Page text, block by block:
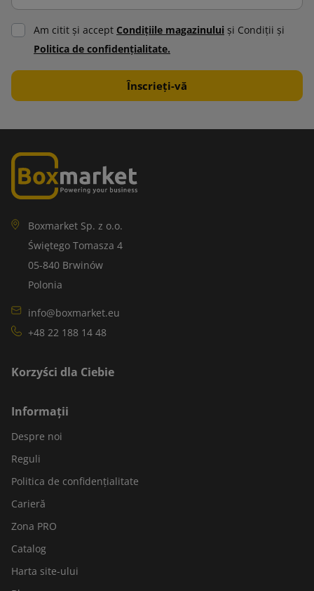
Am citit şi accept Condiţiile magazinului şi Condiţii şi
Politica de confidenţialitate.
Boxmarket Sp. z o.o.
Świętego Tomasza 4
05-840 Brwinów
Polonia
info@boxmarket.eu
+48 22 188 14 48
Korzyści dla Ciebie
Informații
Despre noi
Reguli
Politica de confidențialitate
Carieră
Zona PRO
Catalog
Harta site-ului